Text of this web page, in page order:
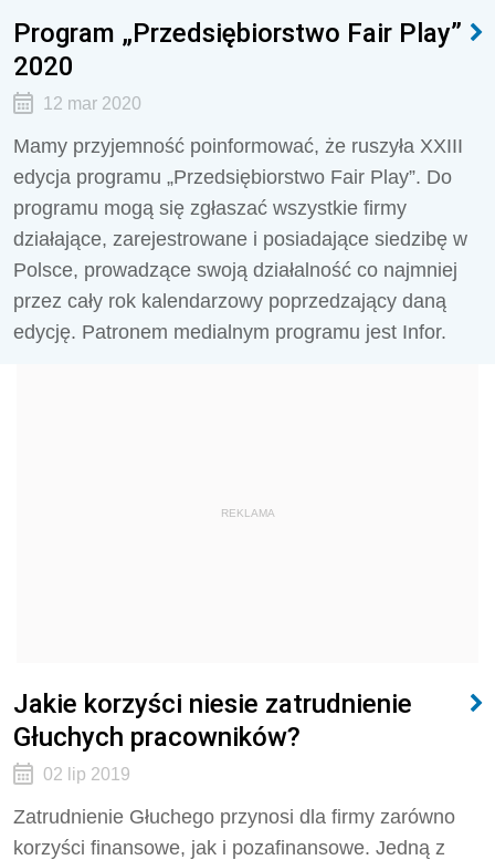
Program „Przedsiębiorstwo Fair Play”
2020
12 mar 2020
Mamy przyjemność poinformować, że ruszyła XXIII
edycja programu „Przedsiębiorstwo Fair Play”. Do
programu mogą się zgłaszać wszystkie firmy
działające, zarejestrowane i posiadające siedzibę w
Polsce, prowadzące swoją działalność co najmniej
przez cały rok kalendarzowy poprzedzający daną
edycję. Patronem medialnym programu jest Infor.
REKLAMA
Jakie korzyści niesie zatrudnienie
Głuchych pracowników?
02 lip 2019
Zatrudnienie Głuchego przynosi dla firmy zarówno
korzyści finansowe, jak i pozafinansowe. Jedną z